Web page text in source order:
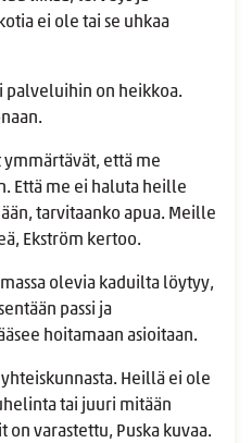
ei ole tai se uhkaa
palveluihin on heikkoa.
ymmärtävät, että me
Että me ei haluta heille
tarvitaanko apua. Meille
Ekström kertoo.
olevia kaduilta löytyy,
passi ja
hoitamaan asioitaan.
Heillä ei ole
tai juuri mitään
on varastettu, Puska kuvaa.